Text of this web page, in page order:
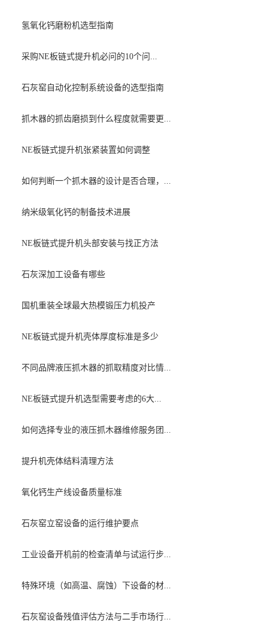
氢氧化钙磨粉机选型指南
采购NE板链式提升机必问的10个问...
石灰窑自动化控制系统设备的选型指南
抓木器的抓齿磨损到什么程度就需要更...
NE板链式提升机张紧装置如何调整
如何判断一个抓木器的设计是否合理，...
纳米级氧化钙的制备技术进展
NE板链式提升机头部安装与找正方法
石灰深加工设备有哪些
国机重装全球最大热模锻压力机投产
NE板链式提升机壳体厚度标准是多少
不同品牌液压抓木器的抓取精度对比情...
NE板链式提升机选型需要考虑的6大...
如何选择专业的液压抓木器维修服务团...
提升机壳体结料清理方法
氧化钙生产线设备质量标准
石灰窑立窑设备的运行维护要点
工业设备开机前的检查清单与试运行步...
特殊环境（如高温、腐蚀）下设备的材...
石灰窑设备残值评估方法与二手市场行...